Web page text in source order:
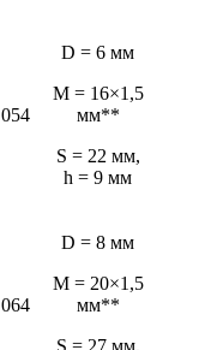
054
D = 6 мм
М = 16×1,5
мм**
S = 22 мм,
h = 9 мм
064
D = 8 мм
M = 20×1,5
мм**